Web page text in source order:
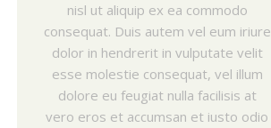
nisl ut aliquip ex ea commodo
consequat. Duis autem vel eum iriure
dolor in hendrerit in vulputate velit
esse molestie consequat, vel illum
dolore eu feugiat nulla facilisis at
vero eros et accumsan et iusto odio